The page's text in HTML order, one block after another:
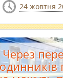
24 жовтня
Через